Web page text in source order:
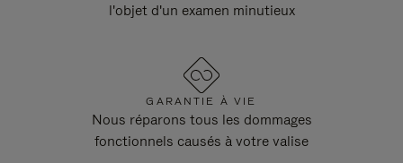
l'objet d'un examen minutieux
GARANTIE À VIE
Nous réparons tous les dommages
fonctionnels causés à votre valise